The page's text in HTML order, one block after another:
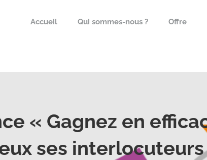
Accueil Qui sommes-nous ? Offre
« Gagnez en
ses